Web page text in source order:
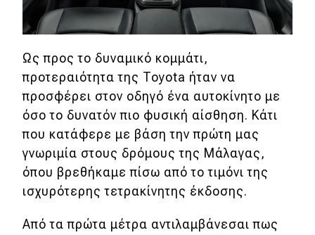
Ως προς το δυναμικό κομμάτι,
προτεραιότητα της Toyota ήταν να
προσφέρει στον οδηγό ένα αυτοκίνητο με
όσο το δυνατόν πιο φυσική αίσθηση. Κάτι
που κατάφερε με βάση την πρώτη μας
γνωριμία στους δρόμους της Μάλαγας,
όπου βρεθήκαμε πίσω από το τιμόνι της
ισχυρότερης τετρακίνητης έκδοσης.
Από τα πρώτα μέτρα αντιλαμβάνεσαι πως